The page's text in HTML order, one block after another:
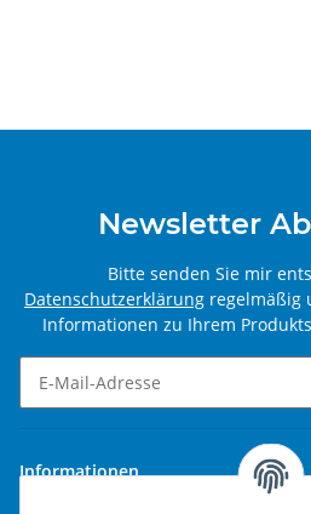
Newsletter
Bitte senden Sie mir
Datenschutzerklärung regelmäßig
Informationen zu Ihrem
Informationen